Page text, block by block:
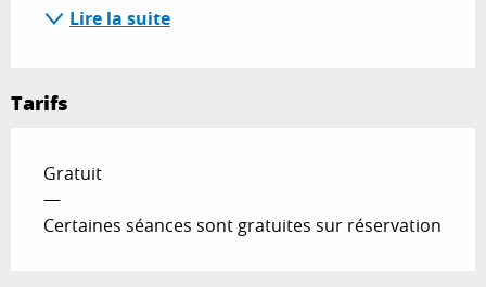
Lire la suite
Tarifs
Gratuit
—
Certaines séances sont gratuites sur réservation